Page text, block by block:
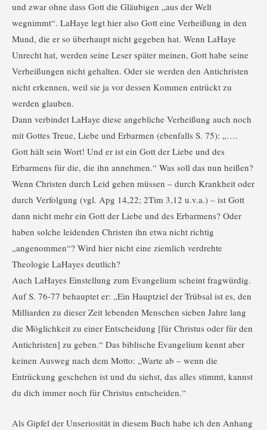
und zwar ohne dass Gott die Gläubigen „aus der Welt
wegnimmt“. LaHaye legt hier also Gott eine Verheißung in den
Mund, die er so überhaupt nicht gegeben hat. Wenn LaHaye
Unrecht hat, werden seine Leser später meinen, Gott habe seine
Verheißungen nicht gehalten. Oder sie werden den Antichristen
nicht erkennen, weil sie ja vor dessen Kommen entrückt zu
werden glauben.
Dann verbindet LaHaye diese angebliche Verheißung auch noch
mit Gottes Treue, Liebe und Erbarmen (ebenfalls S. 75): „….
Gott hält sein Wort! Und er ist ein Gott der Liebe und des
Erbarmens für die, die ihn annehmen.“ Was soll das nun heißen?
Wenn Christen durch Leid gehen müssen – durch Krankheit oder
durch Verfolgung (vgl. Apg 14,22; 2Tim 3,12 u.v.a.) – ist Gott
dann nicht mehr ein Gott der Liebe und des Erbarmens? Oder
haben solche leidenden Christen ihn etwa nicht richtig
„angenommen“? Wird hier nicht eine ziemlich verdrehte
Theologie LaHayes deutlich?
Auch LaHayes Einstellung zum Evangelium scheint fragwürdig.
Auf S. 76-77 behauptet er: „Ein Hauptziel der Trübsal ist es, den
Milliarden zu dieser Zeit lebenden Menschen sieben Jahre lang
die Möglichkeit zu einer Entscheidung [für Christus oder für den
Antichristen] zu geben.“ Das biblische Evangelium kennt aber
keinen Ausweg nach dem Motto: „Warte ab – wenn die
Entrückung geschehen ist und du siehst, das alles stimmt, kannst
du dich immer noch für Christus entscheiden.“
Als Gipfel der Unseriosität in diesem Buch habe ich den Anhang